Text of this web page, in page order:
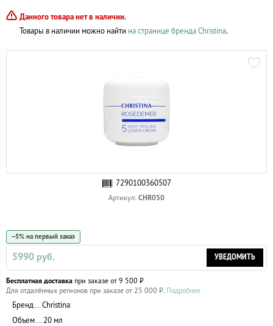
Данного товара нет в наличии.
Товары в наличии можно найти на странице бренда Christina.
7290100360507
Артикул: CHR050
−5% на первый заказ
5990 руб. УВЕДОМИТЬ
Бесплатная доставка при заказе от 9 500 ₽
Для отдалённых регионов при заказе от 25 000 ₽.
Подробнее
Бренд
Christina
Объем
20 мл